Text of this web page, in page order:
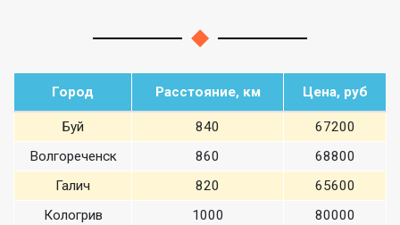
Город Расстояние, км Цена, руб
Буй 840
67200
Волгореченск
860
68800
Галич
820
65600
Кологрив
1000
80000